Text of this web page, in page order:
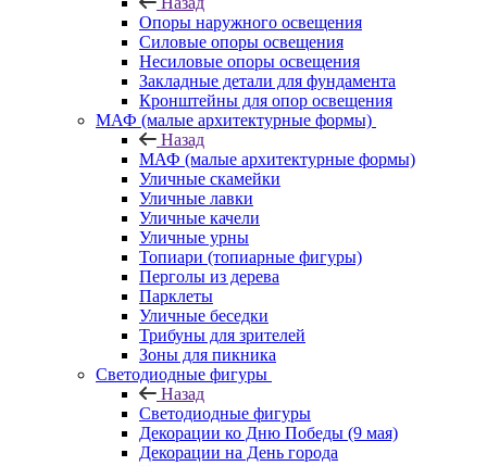
Опоры наружного освещения
Силовые опоры освещения
Несиловые опоры освещения
Закладные детали для фундамента
Кронштейны для опор освещения
МАФ (малые архитектурные формы)
Назад
МАФ (малые архитектурные формы)
Уличные скамейки
Уличные лавки
Уличные качели
Уличные урны
Топиари (топиарные фигуры)
Перголы из дерева
Парклеты
Уличные беседки
Трибуны для зрителей
Зоны для пикника
Светодиодные фигуры
Назад
Светодиодные фигуры
Декорации ко Дню Победы (9 мая)
Декорации на День города